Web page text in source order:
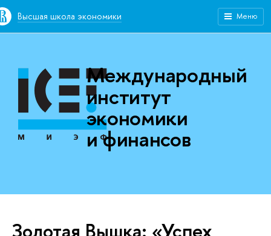
Высшая школа экономики Меню
Международный
институт
экономики
и финансов